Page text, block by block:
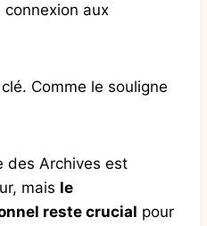
aux
Comme le souligne
des Archives est
mais le
reste crucial pour